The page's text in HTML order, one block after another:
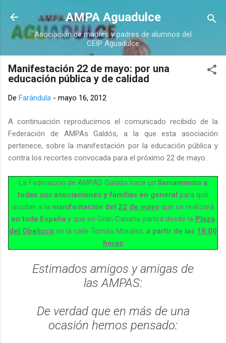
Ir al contenido principal
AMPA Aguadulce
Asociación de madres y padres de alumnos del
CEIP Aguadulce
Manifestación 22 de mayo: por una
educación pública y de calidad
De Farándula - mayo 16, 2012
A continuación reproducimos el comunicado recibido de la
Federación de AMPAs Galdós, a la que esta asociación
pertenece, sobre la manifestación por la educación pública y
contra los recortes convocada para el próximo 22 de mayo.
La Federación de AMPAS Galdós hace un llamamiento a
todas sus asociaciones y familias en general para que
acudan a la manifestación del 22 de mayo que se realizará
en toda España y que en Gran Canaria partirá desde la Plaza
del Obelisco en la calle Tomás Morales, a partir de las 18:00
horas
Estimados amigos y amigas de
las AMPAS:
De verdad que en más de una
ocasión hemos pensado: